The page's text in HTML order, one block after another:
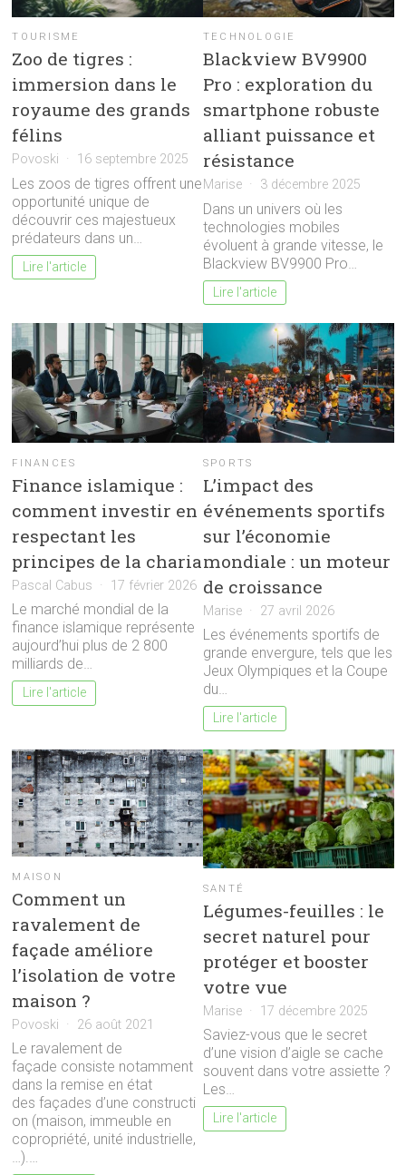
TOURISME
Zoo de tigres :
immersion dans le
royaume des grands
félins
Povoski 16 septembre 2025
Les zoos de tigres offrent une
opportunité unique de
découvrir ces majestueux
prédateurs dans un…
Lire l'article
TECHNOLOGIE
Blackview BV9900
Pro : exploration du
smartphone robuste
alliant puissance et
résistance
Marise 3 décembre 2025
Dans un univers où les
technologies mobiles
évoluent à grande vitesse, le
Blackview BV9900 Pro…
Lire l'article
FINANCES
Finance islamique :
comment investir en
respectant les
principes de la charia
Pascal Cabus 17 février 2026
Le marché mondial de la
finance islamique représente
aujourd’hui plus de 2 800
milliards de…
Lire l'article
SPORTS
L’impact des
événements sportifs
sur l’économie
mondiale : un moteur
de croissance
Marise 27 avril 2026
Les événements sportifs de
grande envergure, tels que les
Jeux Olympiques et la Coupe
du…
Lire l'article
MAISON
Comment un
ravalement de
façade améliore
l’isolation de votre
maison ?
Povoski 26 août 2021
Le ravalement de
façade consiste notamment
dans la remise en état
des façades d’une constructi
on (maison, immeuble en
copropriété, unité industrielle,
…).…
SANTÉ
Légumes-feuilles : le
secret naturel pour
protéger et booster
votre vue
Marise 17 décembre 2025
Saviez-vous que le secret
d’une vision d’aigle se cache
souvent dans votre assiette ?
Les…
Lire l'article